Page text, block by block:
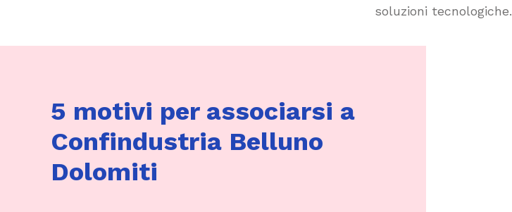
soluzioni tecnologiche.
5 motivi per associarsi a
Confindustria Belluno
Dolomiti